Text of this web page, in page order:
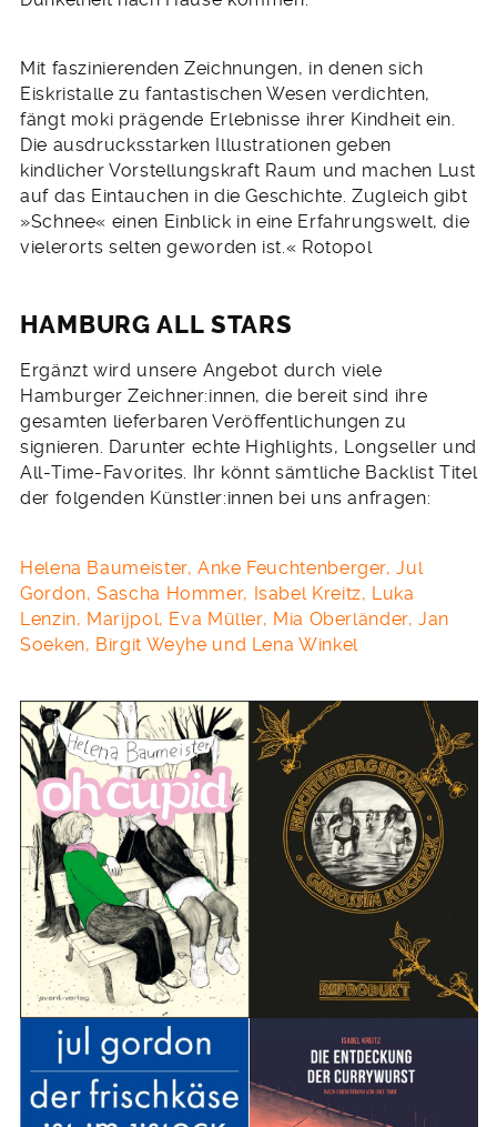
Mit faszinierenden Zeichnungen, in denen sich
Eiskristalle zu fantastischen Wesen verdichten,
fängt moki prägende Erlebnisse ihrer Kindheit ein.
Die ausdrucksstarken Illustrationen geben
kindlicher Vorstellungskraft Raum und machen Lust
auf das Eintauchen in die Geschichte. Zugleich gibt
»Schnee« einen Einblick in eine Erfahrungswelt, die
vielerorts selten geworden ist.« Rotopol
HAMBURG ALL STARS
Ergänzt wird unsere Angebot durch viele
Hamburger Zeichner:innen, die bereit sind ihre
gesamten lieferbaren Veröffentlichungen zu
signieren. Darunter echte Highlights, Longseller und
All-Time-Favorites. Ihr könnt sämtliche Backlist Titel
der folgenden Künstler:innen bei uns anfragen:
Helena Baumeister, Anke Feuchtenberger, Jul
Gordon, Sascha Hommer, Isabel Kreitz, Luka
Lenzin, Marijpol, Eva Müller, Mia Oberländer, Jan
Soeken, Birgit Weyhe und Lena Winkel